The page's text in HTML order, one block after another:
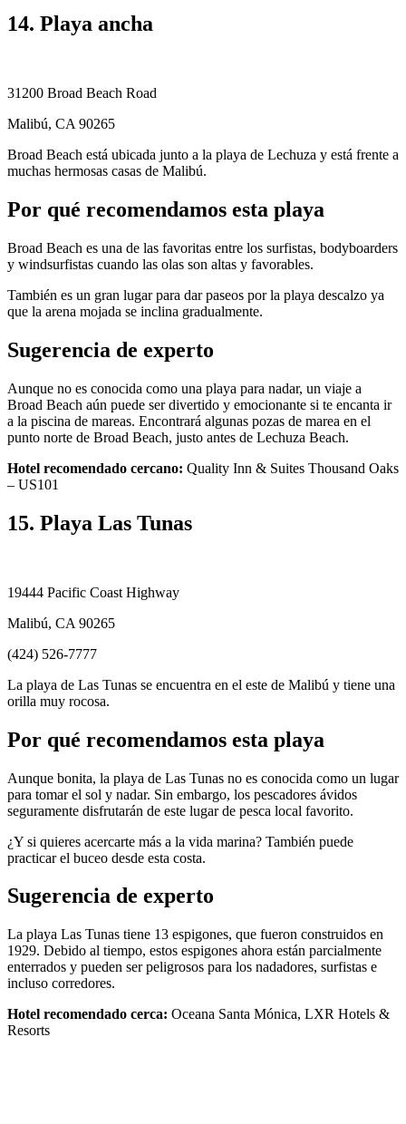
14. Playa ancha
31200 Broad Beach Road
Malibú, CA 90265
Broad Beach está ubicada junto a la playa de Lechuza y está frente a
muchas hermosas casas de Malibú.
Por qué recomendamos esta playa
Broad Beach es una de las favoritas entre los surfistas, bodyboarders
y windsurfistas cuando las olas son altas y favorables.
También es un gran lugar para dar paseos por la playa descalzo ya
que la arena mojada se inclina gradualmente.
Sugerencia de experto
Aunque no es conocida como una playa para nadar, un viaje a
Broad Beach aún puede ser divertido y emocionante si te encanta ir
a la piscina de mareas. Encontrará algunas pozas de marea en el
punto norte de Broad Beach, justo antes de Lechuza Beach.
Hotel recomendado cercano: Quality Inn & Suites Thousand Oaks
– US101
15. Playa Las Tunas
19444 Pacific Coast Highway
Malibú, CA 90265
(424) 526-7777
La playa de Las Tunas se encuentra en el este de Malibú y tiene una
orilla muy rocosa.
Por qué recomendamos esta playa
Aunque bonita, la playa de Las Tunas no es conocida como un lugar
para tomar el sol y nadar. Sin embargo, los pescadores ávidos
seguramente disfrutarán de este lugar de pesca local favorito.
¿Y si quieres acercarte más a la vida marina? También puede
practicar el buceo desde esta costa.
Sugerencia de experto
La playa Las Tunas tiene 13 espigones, que fueron construidos en
1929. Debido al tiempo, estos espigones ahora están parcialmente
enterrados y pueden ser peligrosos para los nadadores, surfistas e
incluso corredores.
Hotel recomendado cerca: Oceana Santa Mónica, LXR Hotels &
Resorts